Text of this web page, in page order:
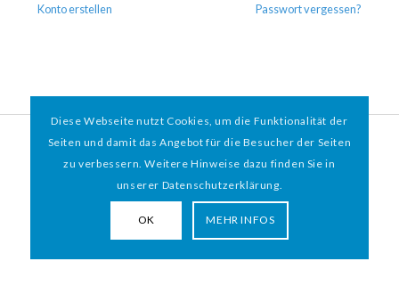
Konto erstellen Passwort vergessen?
© 2026 HAMBURGER*MIT HERZ e.V. | WEBDESIGN BY WEBIGAMI
Diese Webseite nutzt Cookies, um die Funktionalität der
Seiten und damit das Angebot für die Besucher der Seiten
zu verbessern. Weitere Hinweise dazu finden Sie in
unserer Datenschutzerklärung.
OK MEHR INFOS